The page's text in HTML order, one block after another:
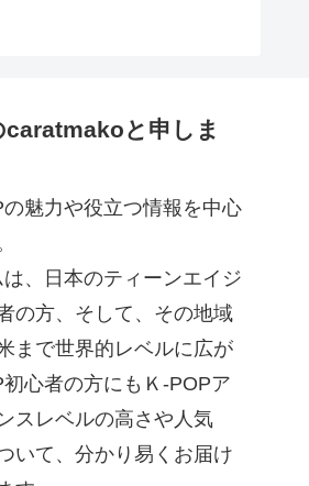
caratmakoと申しま
魅力や役立つ情報を中心
、日本のティーンエイジ
の方、そして、その地域
まで世界的レベルに広が
心者の方にもＫ-POPア
スレベルの高さや人気
いて、分かり易くお届け